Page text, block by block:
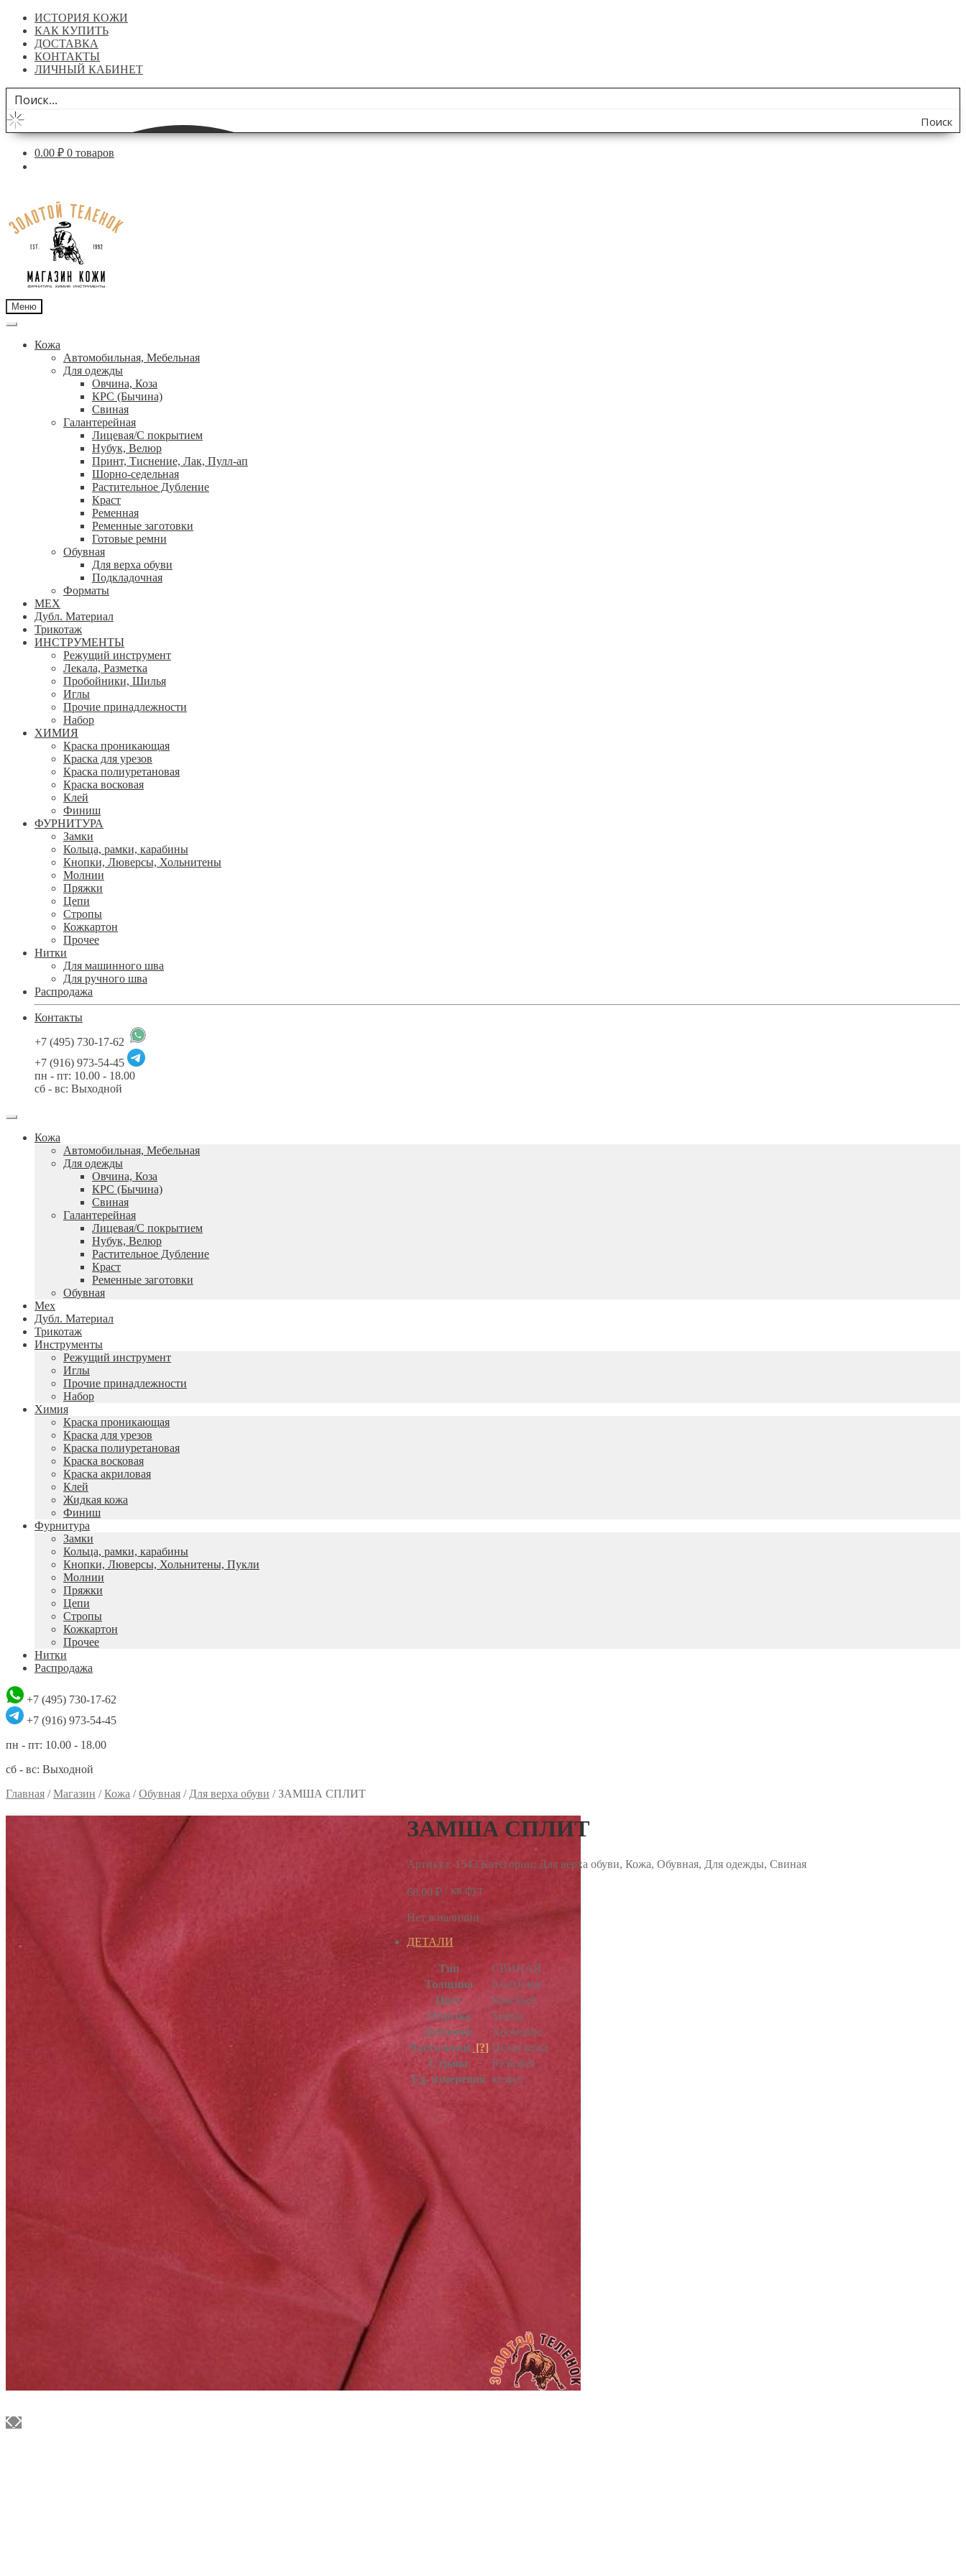
ИСТОРИЯ КОЖИ
КАК КУПИТЬ
ДОСТАВКА
КОНТАКТЫ
ЛИЧНЫЙ КАБИНЕТ
Поиск
по
0.00 ₽ 0 товаров
навигации
содержимому
Меню
Кожа
Автомобильная, Мебельная
Для одежды
Овчина, Коза
КРС (Бычина)
Свиная
Галантерейная
Лицевая/С покрытием
Нубук, Велюр
Принт, Тиснение, Лак, Пулл-ап
Шорно-седельная
Растительное Дубление
Краст
Ременная
Ременные заготовки
Готовые ремни
Обувная
Для верха обуви
Подкладочная
Форматы
МЕХ
Дубл. Материал
Трикотаж
ИНСТРУМЕНТЫ
Режущий инструмент
Лекала, Разметка
Пробойники, Шилья
Иглы
Прочие принадлежности
Набор
ХИМИЯ
Краска проникающая
Краска для урезов
Краска полиуретановая
Краска восковая
Клей
Финиш
ФУРНИТУРА
Замки
Кольца, рамки, карабины
Кнопки, Люверсы, Хольнитены
Молнии
Пряжки
Цепи
Стропы
Кожкартон
Прочее
Нитки
Для машинного шва
Для ручного шва
Распродажа
Контакты
+7 (495) 730-17-62
+7 (916) 973-54-45
пн - пт: 10.00 - 18.00
сб - вс: Выходной
Кожа
Автомобильная, Мебельная
Для одежды
Овчина, Коза
КРС (Бычина)
Свиная
Галантерейная
Лицевая/С покрытием
Нубук, Велюр
Растительное Дубление
Краст
Ременные заготовки
Обувная
Мех
Дубл. Материал
Трикотаж
Инструменты
Режущий инструмент
Иглы
Прочие принадлежности
Набор
Химия
Краска проникающая
Краска для урезов
Краска полиуретановая
Краска восковая
Краска акриловая
Клей
Жидкая кожа
Финиш
Фурнитура
Замки
Кольца, рамки, карабины
Кнопки, Люверсы, Хольнитены, Пукли
Молнии
Пряжки
Цепи
Стропы
Кожкартон
Прочее
Нитки
Распродажа
+7 (495) 730-17-62
+7 (916) 973-54-45
пн - пт: 10.00 - 18.00
сб - вс: Выходной
Главная /Магазин /Кожа /Обувная / Для верха обуви /ЗАМША СПЛИТ
ЗАМША СПЛИТ
Артикул: 1543 Категории: Для верха обуви, Кожа, Обувная, Для одежды, Свиная
68.00 ₽/ кв.фут
Нет в наличии
ДЕТАЛИ
Тип
СВИНАЯ
Толщина
0.6-0.8 мм
Цвет
Красный
Отделка
Замша
Дубление
Хромовое
Часть кожи [?] Целая кожа
Страна
Ю.Корея
Ед. измерения кв.фут
АППРЕТУРА ДЛЯ КОЖИ